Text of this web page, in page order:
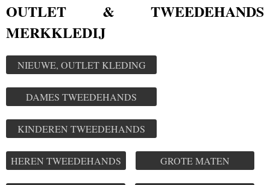
OUTLET & TWEEDEHANDS
MERKKLEDIJ
NIEUWE, OUTLET KLEDING
DAMES TWEEDEHANDS
KINDEREN TWEEDEHANDS
HEREN TWEEDEHANDS GROTE MATEN